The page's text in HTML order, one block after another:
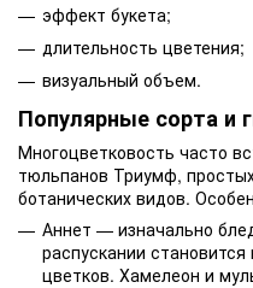
эффект букета;
длительность цветения;
визуальный объем.
Популярные сорта и
Многоцветковость часто
тюльпанов Триумф,
ботанических видов.
Аннет — изначально
распускании
цветков. Хамелеон и